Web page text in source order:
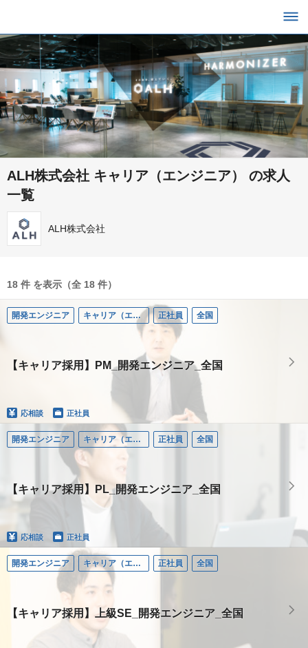
ALH株式会社 キャリア（エンジニア） の求人
一覧
ALH株式会社
18 件 を表示（全 18 件）
開発エンジニア キャリア（エンジニア） 正社員 全国
【キャリア採用】PM_開発エンジニア_全国
応相談 正社員
開発エンジニア キャリア（エンジニア） 正社員 全国
【キャリア採用】PL_開発エンジニア_全国
応相談 正社員
開発エンジニア キャリア（エンジニア） 正社員 全国
【キャリア採用】上級SE_開発エンジニア_全国